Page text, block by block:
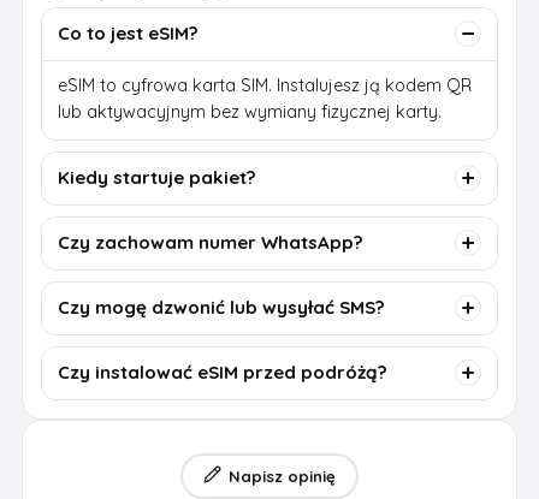
Co to jest eSIM?
eSIM to cyfrowa karta SIM. Instalujesz ją kodem QR
lub aktywacyjnym bez wymiany fizycznej karty.
Kiedy startuje pakiet?
Czy zachowam numer WhatsApp?
Czy mogę dzwonić lub wysyłać SMS?
Czy instalować eSIM przed podróżą?
Napisz opinię